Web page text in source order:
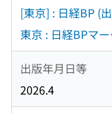
[東京] : 日経BP (
東京 : 日経BPマ
出版年月日等
2026.4